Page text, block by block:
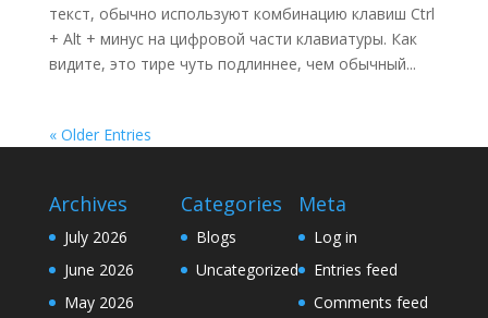
текст, обычно используют комбинацию клавиш Ctrl
+ Alt + минус на цифровой части клавиатуры. Как
видите, это тире чуть подлиннее, чем обычный...
« Older Entries
Archives
July 2026
June 2026
May 2026
Categories
Blogs
Uncategorized
Meta
Log in
Entries feed
Comments feed